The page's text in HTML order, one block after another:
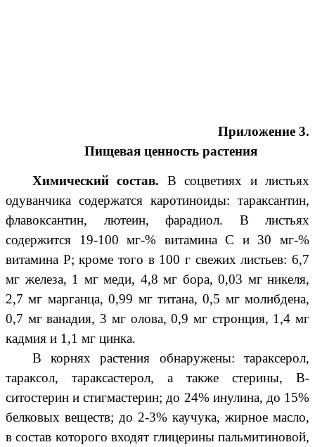
Приложение 3.
Пищевая ценность растения
Химический состав. В соцветиях и листьях
одуванчика содержатся каротиноиды: тараксантин,
флавоксантин, лютеин, фарадиол. В листьях
содержится 19-100 мг-% витамина C и 30 мг-%
витамина P; кроме того в 100 г свежих листьев: 6,7
мг железа, 1 мг меди, 4,8 мг бора, 0,03 мг никеля,
2,7 мг марганца, 0,99 мг титана, 0,5 мг молибдена,
0,7 мг ванадия, 3 мг олова, 0,9 мг стронция, 1,4 мг
кадмия и 1,1 мг цинка.
В корнях растения обнаружены: тараксерол,
тараксол, тараксастерол, а также стерины, B-
ситостерин и стигмастерин; до 24% инулина, до 15%
белковых веществ; до 2-3% каучука, жирное масло,
в состав которого входят глицерины пальмитиновой,